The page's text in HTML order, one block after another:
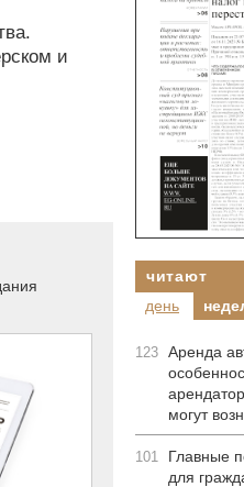
и
читают
день
123 Аренда
могут
101
Главные
для